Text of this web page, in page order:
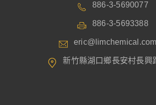
886-3-5690077
886-3-5693388
新竹縣湖口鄉長安村長興